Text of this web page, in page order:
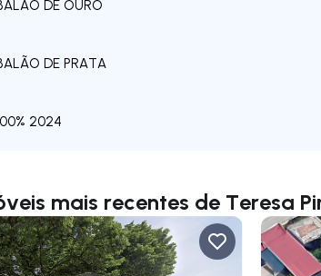
DE OURO
DE PRATA
2024
mais recentes de Teresa